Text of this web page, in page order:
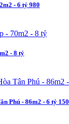
- 6 tỷ 980
- 8 tỷ
Phú - 86m2 - 6 tỷ 150